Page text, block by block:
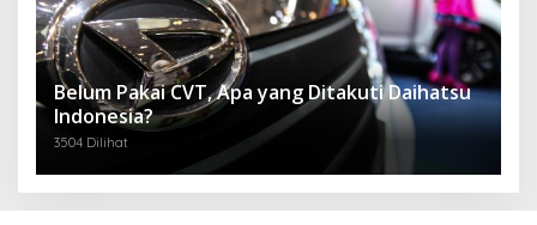
Belum Pakai CVT, Apa yang Ditakuti Daihatsu
Indonesia?
3504 Dilihat